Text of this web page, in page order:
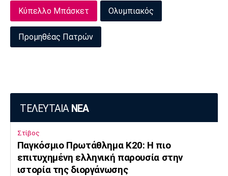
Κύπελλο Μπάσκετ Ολυμπιακός
Προμηθέας Πατρών
ΤΕΛΕΥΤΑΙΑ ΝΕΑ
Στίβος
Παγκόσμιο Πρωτάθλημα Κ20: Η πιο
επιτυχημένη ελληνική παρουσία στην
ιστορία της διοργάνωσης